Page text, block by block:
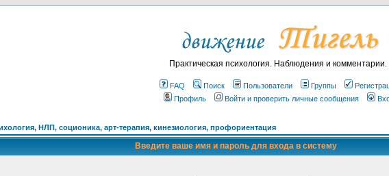
Практическая психология. Наблюдения и комментарии.
FAQ Поиск Пользователи Группы
Профиль
Войти и проверить личные сообщения
НЛП, соционика, арт-терапия, кинезиология, профориентация
Введите ваше имя и пароль для входа в систему